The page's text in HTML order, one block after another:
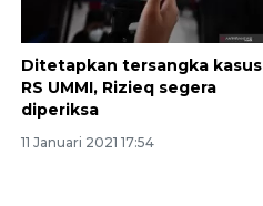
Ditetapkan tersangka kasus
RS UMMI, Rizieq segera
diperiksa
11 Januari 2021 17:54